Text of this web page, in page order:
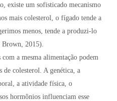
existe um sofisticado mecanismo
mais colesterol, o fígado tende a
menos, tende a produzi-lo
2015).
a mesma alimentação podem
de colesterol. A genética, a
a atividade física, o
hormônios influenciam esse